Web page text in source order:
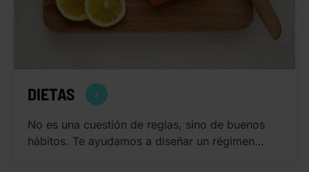
DIETAS
No es una cuestión de reglas, sino de buenos
hábitos. Te ayudamos a diseñar un régimen…